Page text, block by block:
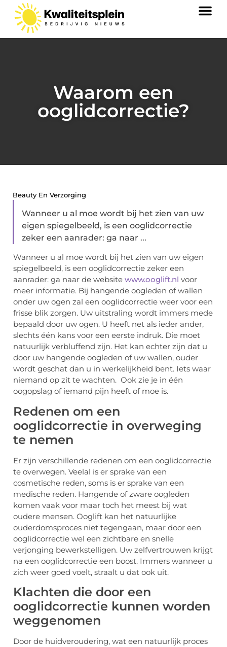
Waarom een
ooglidcorrectie?
Beauty En Verzorging
Wanneer u al moe wordt bij het zien van uw
eigen spiegelbeeld, is een ooglidcorrectie
zeker een aanrader: ga naar ...
Wanneer u al moe wordt bij het zien van uw eigen
spiegelbeeld, is een ooglidcorrectie zeker een
aanrader: ga naar de website www.ooglift.nl voor
meer informatie. Bij hangende oogleden of wallen
onder uw ogen zal een ooglidcorrectie weer voor een
frisse blik zorgen. Uw uitstraling wordt immers mede
bepaald door uw ogen. U heeft net als ieder ander,
slechts één kans voor een eerste indruk. Die moet
natuurlijk verbluffend zijn. Het kan echter zijn dat u
door uw hangende oogleden of uw wallen, ouder
wordt geschat dan u in werkelijkheid bent. Iets waar
niemand op zit te wachten. Ook zie je in één
oogopslag of iemand pijn heeft of moe is.
Redenen om een
ooglidcorrectie in overweging
te nemen
Er zijn verschillende redenen om een ooglidcorrectie
te overwegen. Veelal is er sprake van een
cosmetische reden, soms is er sprake van een
medische reden. Hangende of zware oogleden
komen vaak voor maar toch het meest bij wat
oudere mensen. Ooglift kan het natuurlijke
ouderdomsproces niet tegengaan, maar door een
ooglidcorrectie wel een zichtbare en snelle
verjonging bewerkstelligen. Uw zelfvertrouwen krijgt
na een ooglidcorrectie een boost. Immers wanneer u
zich weer goed voelt, straalt u dat ook uit.
Klachten die door een
ooglidcorrectie kunnen worden
weggenomen
Door de huidveroudering, wat een natuurlijk proces